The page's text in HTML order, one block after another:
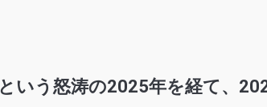
いう怒涛の2025年を経て、